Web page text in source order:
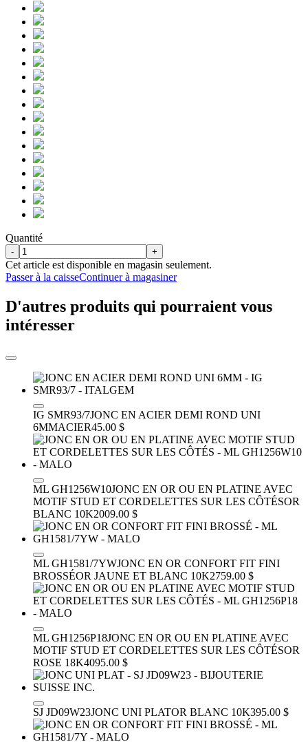
Quantité
- +
Cet article est disponible en magasin seulement.
Passer à la caisseContinuer à magasiner
D'autres produits qui pourraient vous
intéresser
IG SMR93/7JONC EN ACIER DEMI ROND UNI
6MMACIER45.00 $
ML GH1256W10JONC EN OR OU EN PLATINE AVEC
MOTIF STUD ET CORDELETTES SUR LES CÔTÉSOR
BLANC 10K2009.00 $
ML GH1581/7YWJONC EN OR CONFORT FIT FINI
BROSSÉOR JAUNE ET BLANC 10K2759.00 $
ML GH1256P18JONC EN OR OU EN PLATINE AVEC
MOTIF STUD ET CORDELETTES SUR LES CÔTÉSOR
ROSE 18K4095.00 $
SJ JD09W23JONC UNI PLATOR BLANC 10K395.00 $